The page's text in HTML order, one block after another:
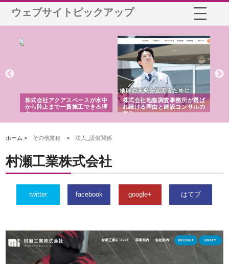
ウェブサイトピックアップ
株式会社アクアスペースが水中
から陸上まで一貫施工できる理
株式会社地盤調査事務所が選ば
れ続ける理由と建設コンサルの
強み
株式会社
スリリー
ホーム > その他業種 >法人_設備関係
村瀬工業株式会社
twitter facebook google+ はてブ